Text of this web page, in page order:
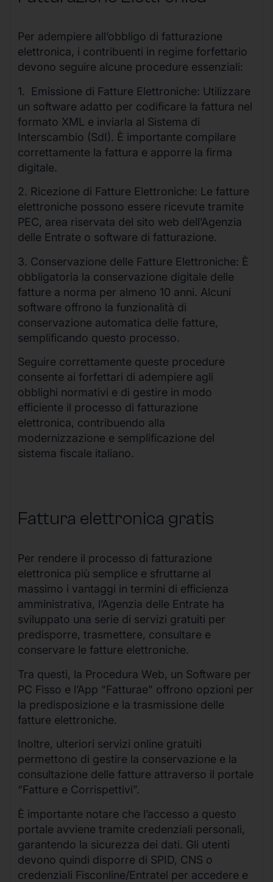
Per adempiere all’obbligo di fatturazione
elettronica, i contribuenti in regime forfettario
devono seguire alcune procedure essenziali:
1. Emissione di Fatture Elettroniche: Utilizzare
un software adatto per codificare la fattura nel
formato XML e inviarla al Sistema di
Interscambio (SdI). È importante compilare
correttamente la fattura e apporre la firma
digitale.
2. Ricezione di Fatture Elettroniche: Le fatture
elettroniche possono essere ricevute tramite
PEC, area riservata del sito web dell’Agenzia
delle Entrate o software di fatturazione.
3. Conservazione delle Fatture Elettroniche: È
obbligatoria la conservazione digitale delle
fatture a norma per almeno 10 anni. Alcuni
software offrono la funzionalità di
conservazione automatica delle fatture,
semplificando questo processo.
Seguire correttamente queste procedure
consente ai forfettari di adempiere agli
obblighi normativi e di gestire in modo
efficiente il processo di fatturazione
elettronica, contribuendo alla
modernizzazione e semplificazione del
sistema fiscale italiano.
Fattura elettronica gratis
Per rendere il processo di fatturazione
elettronica più semplice e sfruttarne al
massimo i vantaggi in termini di efficienza
amministrativa, l’Agenzia delle Entrate ha
sviluppato una serie di servizi gratuiti per
predisporre, trasmettere, consultare e
conservare le fatture elettroniche.
Tra questi, la Procedura Web, un Software per
PC Fisso e l’App “Fatturae” offrono opzioni per
la predisposizione e la trasmissione delle
fatture elettroniche.
Inoltre, ulteriori servizi online gratuiti
permettono di gestire la conservazione e la
consultazione delle fatture attraverso il portale
“Fatture e Corrispettivi”.
È importante notare che l’accesso a questo
portale avviene tramite credenziali personali,
garantendo la sicurezza dei dati. Gli utenti
devono quindi disporre di SPID, CNS o
credenziali Fisconline/Entratel per accedere e